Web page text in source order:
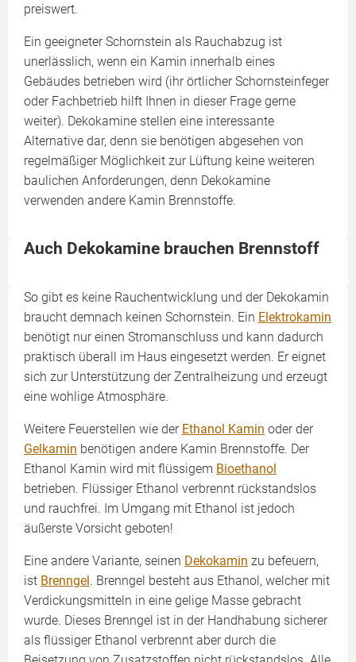
preiswert.
Ein geeigneter Schornstein als Rauchabzug ist
unerlässlich, wenn ein Kamin innerhalb eines
Gebäudes betrieben wird (ihr örtlicher Schornsteinfeger
oder Fachbetrieb hilft Ihnen in dieser Frage gerne
weiter). Dekokamine stellen eine interessante
Alternative dar, denn sie benötigen abgesehen von
regelmäßiger Möglichkeit zur Lüftung keine weiteren
baulichen Anforderungen, denn Dekokamine
verwenden andere Kamin Brennstoffe.
Auch Dekokamine brauchen Brennstoff
So gibt es keine Rauchentwicklung und der Dekokamin
braucht demnach keinen Schornstein. Ein Elektrokamin
benötigt nur einen Stromanschluss und kann dadurch
praktisch überall im Haus eingesetzt werden. Er eignet
sich zur Unterstützung der Zentralheizung und erzeugt
eine wohlige Atmosphäre.
Weitere Feuerstellen wie der Ethanol Kamin oder der
Gelkamin benötigen andere Kamin Brennstoffe. Der
Ethanol Kamin wird mit flüssigem Bioethanol
betrieben. Flüssiger Ethanol verbrennt rückstandslos
und rauchfrei. Im Umgang mit Ethanol ist jedoch
äußerste Vorsicht geboten!
Eine andere Variante, seinen Dekokamin zu befeuern,
ist Brenngel. Brenngel besteht aus Ethanol, welcher mit
Verdickungsmitteln in eine gelige Masse gebracht
wurde. Dieses Brenngel ist in der Handhabung sicherer
als flüssiger Ethanol verbrennt aber durch die